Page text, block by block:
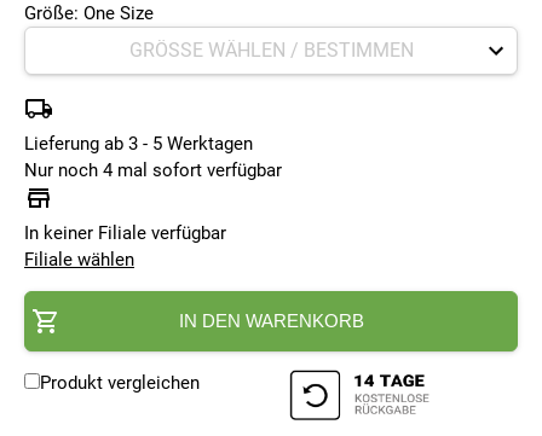
Größe: One Size
Lieferung ab 3 - 5 Werktagen
Nur noch 4 mal sofort verfügbar
In keiner Filiale verfügbar
Filiale wählen
IN DEN WARENKORB
Produkt vergleichen